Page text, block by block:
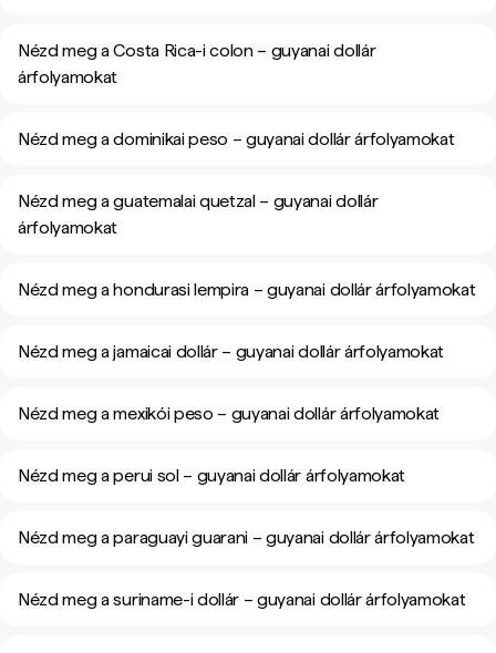
Nézd meg a Costa Rica-i colon – guyanai dollár
árfolyamokat
Nézd meg a dominikai peso – guyanai dollár árfolyamokat
Nézd meg a guatemalai quetzal – guyanai dollár
árfolyamokat
Nézd meg a hondurasi lempira – guyanai dollár árfolyamokat
Nézd meg a jamaicai dollár – guyanai dollár árfolyamokat
Nézd meg a mexikói peso – guyanai dollár árfolyamokat
Nézd meg a perui sol – guyanai dollár árfolyamokat
Nézd meg a paraguayi guarani – guyanai dollár árfolyamokat
Nézd meg a suriname-i dollár – guyanai dollár árfolyamokat